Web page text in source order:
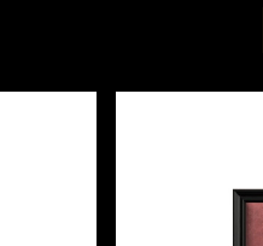
trecute. Ramele